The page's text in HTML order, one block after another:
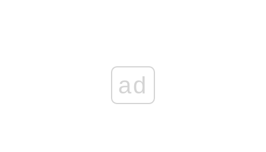
ad